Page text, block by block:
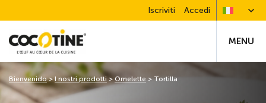
Iscriviti Accedi
MENU
Bienvenido>I nostri prodotti> Omelette>Tortilla